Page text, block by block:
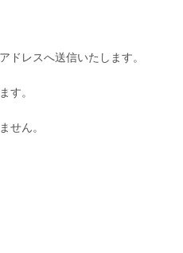
レスへ送信いたします。
す。
せん。